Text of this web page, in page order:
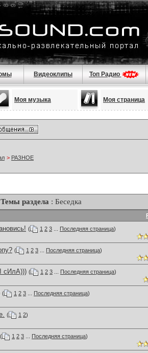
Видеоклипы Топ Радио
Моя музыка Моя страница
> РАЗНОЕ
Темы раздела : Беседка
( 1 2 3 Последняя страница)
( 1 2 3 Последняя страница)
сИлА))) ( 1 2 3 Последняя страница)
( 1 2 3 Последняя страница)
( 1 2)
( 1 2 3 Последняя страница)